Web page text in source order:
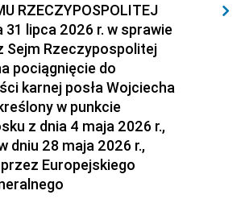
RZECZYPOSPOLITEJ
31 lipca 2026 r. w sprawie
Sejm Rzeczypospolitej
pociągnięcie do
karnej posła Wojciecha
w punkcie
z dnia 4 maja 2026 r.,
dniu 28 maja 2026 r.,
Europejskiego